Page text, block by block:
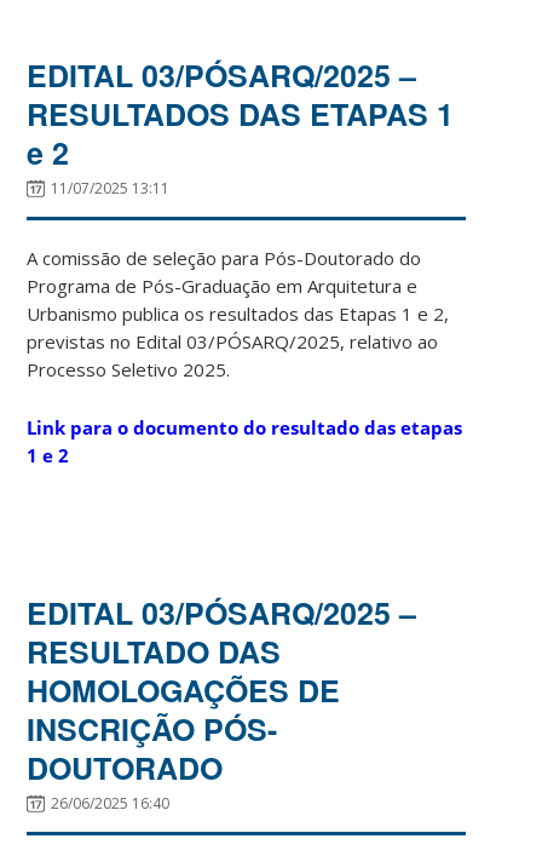
EDITAL 03/PÓSARQ/2025 –
RESULTADOS DAS ETAPAS 1
e 2
11/07/2025 13:11
A comissão de seleção para Pós-Doutorado do
Programa de Pós-Graduação em Arquitetura e
Urbanismo publica os resultados das Etapas 1 e 2,
previstas no Edital 03/PÓSARQ/2025, relativo ao
Processo Seletivo 2025.
Link para o documento do resultado das etapas
1 e 2
EDITAL 03/PÓSARQ/2025 –
RESULTADO DAS
HOMOLOGAÇÕES DE
INSCRIÇÃO PÓS-
DOUTORADO
26/06/2025 16:40